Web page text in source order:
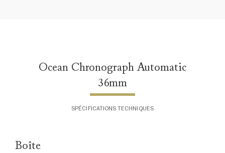
Ocean Chronograph Automatic
36mm
SPÉCIFICATIONS TECHNIQUES
Boîte